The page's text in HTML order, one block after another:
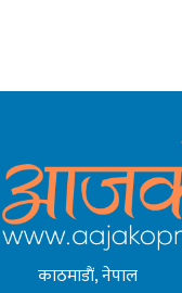
काठमाडाैं, नेपाल